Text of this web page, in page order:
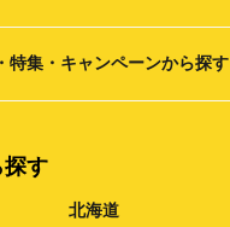
特集・キャンペーンから探す
探す
北海道